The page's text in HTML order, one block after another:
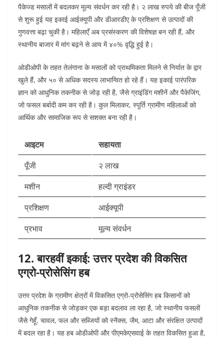
पैकेज्ड मसालों में बदलकर मूल्य संवर्धन कर रही है। २ लाख रुपये की बीज पूँजी
से शुरू हुई यह इकाई आईक्यूपी और डीआरडीए के प्रशिक्षण से उत्पादों की
गुणवत्ता बढ़ा चुकी है। महिलाएँ अब प्रसंस्करण की विशेषज्ञ बन रही हैं, और
स्थानीय बाजार में मांग बढ़ने से आय में ४०% वृद्धि हुई है।
ओडीओपी के तहत तेलंगाना के मसालों को प्राथमिकता मिलने से निर्यात के द्वार
खुले हैं, और ५० से अधिक सदस्य लाभान्वित हो रहे हैं। यह इकाई पारंपरिक
ज्ञान को आधुनिक तकनीक से जोड़ रही है, जैसे ग्राइंडिंग मशीनें और पैकेजिंग,
जो फसल बर्बादी कम कर रही है। कुल मिलाकर, स्पूर्ति ग्रामीण महिलाओं को
आर्थिक और सामाजिक रूप से सशक्त बना रही है।​
आइटम
सहायता
पूँजी
२ लाख
मशीन
हल्दी ग्राइंडर
प्रशिक्षण
आईक्यूपी
प्रभाव
मूल्य संवर्धन
12. बारहवीं इकाई: उत्तर प्रदेश की विकसित
एग्रो-प्रोसेसिंग हब
उत्तर प्रदेश के ग्रामीण क्षेत्रों में विकसित एग्रो-प्रोसेसिंग हब किसानों को
आधुनिक तकनीक से जोड़कर एक बड़ा बदलाव ला रहा है, जो स्थानीय फसलों
जैसे गेहूँ, चावल, फल और सब्जियों को स्नैक्स, जैम, आटा और संरक्षित उत्पादों
में बदल रहा है। यह हब ओडीओपी और पीएमकेएसवाई के तहत विकसित हुआ है,